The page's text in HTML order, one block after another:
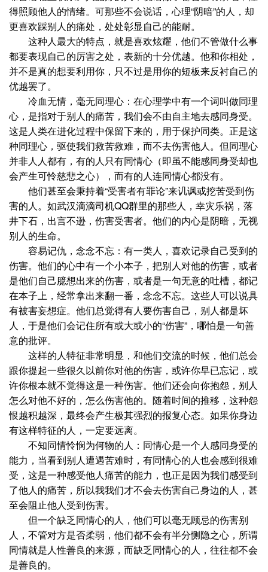
得照顾他人的情绪。可那些不会说话，心理“阴暗”的人，却
更喜欢踩别人的痛处，处处彰显自己的能耐。
这种人最大的特点，就是喜欢炫耀，他们不管做什么事
都要表现自己的厉害之处，表新的十分优越。他和你相处，
并不是真的想要利用你，只不过是用你的短板来反衬自己的
优越罢了。
冷血无情，毫无同理心：在心理学中有一个词叫做同理
心，是指对于别人的痛苦，我们会不由自主地去感同身受。
这是人类在进化过程中保留下来的，用于保护同类。正是这
种同理心，驱使我们救苦救难，而不去伤害他人。但同理心
并非人人都有，有的人只有同情心（即虽不能感同身受却也
会产生可怜慈悲之心），而有的人连同情心都没有。
他们甚至会秉持着“受害者有罪论”来讥讽或挖苦受到伤
害的人。如武汉滴滴司机QQ群里的那些人，幸灾乐祸，落
井下石，出言不逊，伤害受害者。他们的内心是阴暗，无视
别人的生命。
容易记仇，念念不忘：有一类人，喜欢记录自己受到的
伤害。他们的心中有一个小本子，把别人对他的伤害，或者
是他们自己臆想出来的伤害，或者是一句无意的吐槽，都记
在本子上，经常拿出来翻一番，念念不忘。这些人可以说具
有被害妄想症。他们总觉得有人要伤害自己，别人都是坏
人，于是他们会记住所有或大或小的“伤害”，哪怕是一句善
意的批评。
这样的人特征非常明显，和他们交流的时候，他们总会
跟你提起一些很久以前你对他的伤害，或许你早已忘记，或
许你根本就不觉得这是一种伤害。他们还会向你抱怨，别人
怎么对他不好的，怎么伤害他的。随着时间的推移，这种怨
恨越积越深，最终会产生极其强烈的报复心态。如果你身边
有这样特征的人，一定要远离。
不知同情怜悯为何物的人：同情心是一个人感同身受的
能力，当看到别人遭遇苦难时，有同情心的人也会感到很难
受，这是一种感受他人痛苦的能力，也正是因为我们感受到
了他人的痛苦，所以我我们才不会去伤害自己身边的人，甚
至会阻止他人受到伤害。
但一个缺乏同情心的人，他们可以毫无顾忌的伤害别
人，不管对方是否柔弱，他们都不会有半分恻隐之心，所谓
同情就是人性善良的来源，而缺乏同情心的人，往往都不会
是善良的。